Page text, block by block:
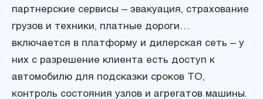
партнерские сервисы – эвакуация, страхование
грузов и техники, платные дороги…
включается в платформу и дилерская сеть – у
них с разрешение клиента есть доступ к
автомобилю для подсказки сроков ТО,
контроль состояния узлов и агрегатов машины.